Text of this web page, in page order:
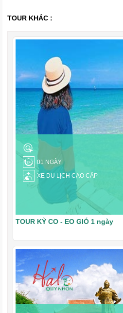
TOUR KHÁC :
01 NGÀY
XE DU LỊCH CAO CẤP
TOUR KỲ CO - EO GIÓ 1 ngày